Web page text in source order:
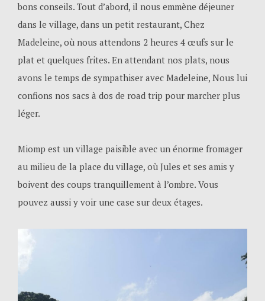
bons conseils. Tout d’abord, il nous emmène déjeuner
dans le village, dans un petit restaurant, Chez
Madeleine, où nous attendons 2 heures 4 œufs sur le
plat et quelques frites. En attendant nos plats, nous
avons le temps de sympathiser avec Madeleine, Nous lui
confions nos sacs à dos de road trip pour marcher plus
léger.
Miomp est un village paisible avec un énorme fromager
au milieu de la place du village, où Jules et ses amis y
boivent des coups tranquillement à l’ombre. Vous
pouvez aussi y voir une case sur deux étages.